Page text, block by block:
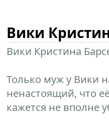
Вики
Вики Кристина
Только муж у Вики
ненастоящий, что
кажется не вполне